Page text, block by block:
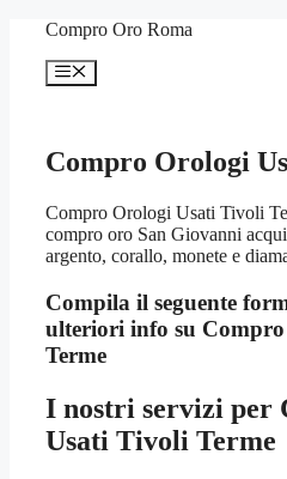
contenuto
Compro Oro Roma
Menu
Compro Orologi
Compro Orologi Usati Tivoli
compro oro San Giovanni
argento, corallo, monete e
Compila il seguente
ulteriori info su
Terme
I nostri servizi per
Usati Tivoli Terme